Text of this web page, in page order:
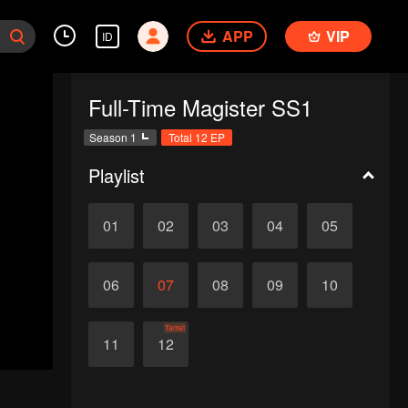
ID APP VIP
Full-Time Magister SS1
Season 1 Total 12 EP
Playlist
01 02 03 04 05
06 07 08 09 10
11 12
Tamat